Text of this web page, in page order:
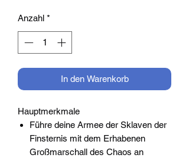
Anzahl *
In den Warenkorb
Hauptmerkmale
Führe deine Armee der Sklaven der
Finsternis mit dem Erhabenen
Großmarschall des Chaos an